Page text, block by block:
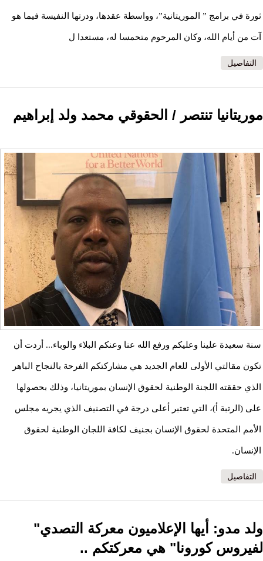
ثورة في برامج ” الموريتانية”، وواسطة عقدها، ودرتها النفيسة فيما هو
آت من أيام الله، وكان المرحوم متحمسا له، مستعدا ل
التفاصيل
موريتانيا تنتصر / الحقوقي محمد ولد إبراهيم
سنة سعيدة علينا وعليكم ورفع الله عنا وعنكم البلاء والوباء... أردت أن
تكون مقالتي الأولى للعام الجديد هي مشاركتكم الفرحة بالنجاح الباهر
الذي حققته اللجنة الوطنية لحقوق الإنسان بموريتانيا، وذلك بحصولها
على (الرتبة أ)، التي تعتبر أعلى درجة في التصنيف الذي يجريه مجلس
الأمم المتحدة لحقوق الإنسان بجنيف لكافة اللجان الوطنية لحقوق
الإنسان.
التفاصيل
ولد مدو: أيها الإعلاميون معركة التصدي"
لفيروس كورونا" هي معركتكم ..